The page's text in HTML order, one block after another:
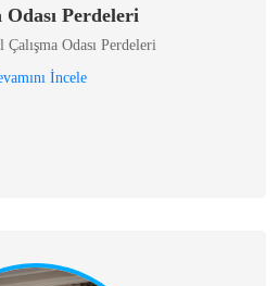
Odası Perdeleri
Odası Perdeleri
İncele